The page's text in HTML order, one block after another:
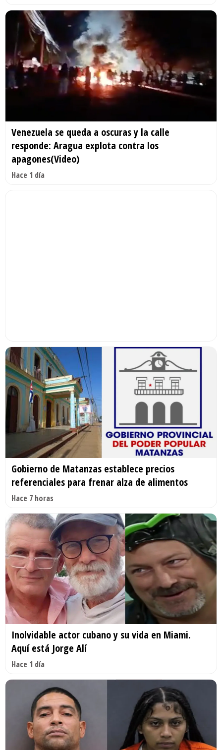
Venezuela se queda a oscuras y la calle
responde: Aragua explota contra los
apagones(Video)
Hace 1 día
Gobierno de Matanzas establece precios
referenciales para frenar alza de alimentos
Hace 7 horas
Inolvidable actor cubano y su vida en Miami.
Aquí está Jorge Alí
Hace 1 día